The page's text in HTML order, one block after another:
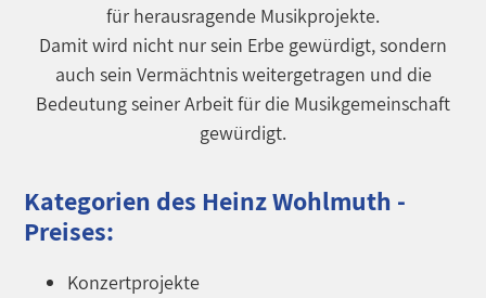
für herausragende Musikprojekte.
Damit wird nicht nur sein Erbe gewürdigt, sondern
auch sein Vermächtnis weitergetragen und die
Bedeutung seiner Arbeit für die Musikgemeinschaft
gewürdigt.
Kategorien des Heinz Wohlmuth -
Preises:
Konzertprojekte